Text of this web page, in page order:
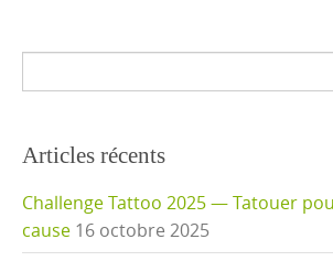
Articles récents
Challenge Tattoo 2025 — Tatouer
cause 16 octobre 2025